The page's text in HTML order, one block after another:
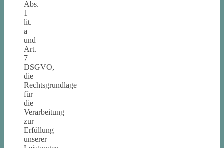
Abs.
1
lit.
a
und
Art.
7
DSGVO,
die
Rechtsgrundlage
für
die
Verarbeitung
zur
Erfüllung
unserer